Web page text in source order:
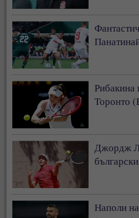
Рибакина
Торонто
Джордж
Наполи